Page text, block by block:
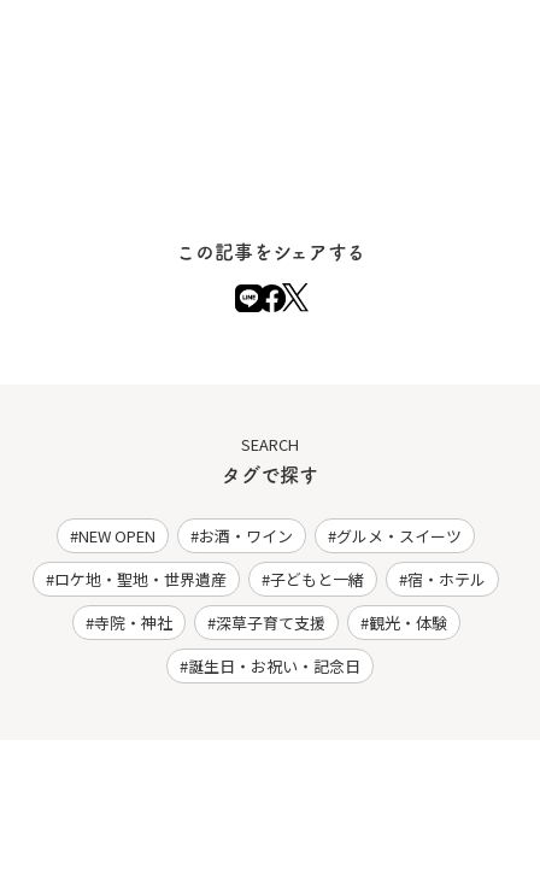
この記事をシェアする
SEARCH
タグで探す
NEW OPEN お酒・ワイン
グルメ・スイーツ
ロケ地・聖地・世界遺産
子どもと一緒
宿・ホテル
寺院・神社
深草子育て支援
観光・体験
誕生日・お祝い・記念日